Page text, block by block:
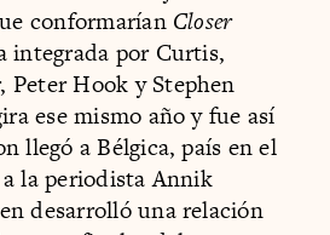
conformaríanCloser
integrada por Curtis,
Peter Hook y Stephen
ese mismo año y fue así
llegó a Bélgica, país en el
la periodista Annik
desarrolló una relación